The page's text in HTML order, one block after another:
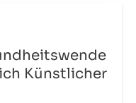
Künstlicher